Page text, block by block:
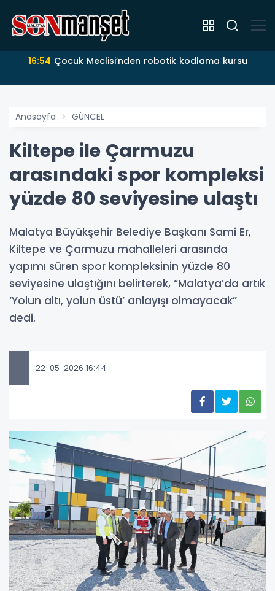
16:54 Çocuk Meclisi’nden robotik kodlama kursu
Anasayfa GÜNCEL
Kiltepe ile Çarmuzu
arasındaki spor kompleksi
yüzde 80 seviyesine ulaştı
Malatya Büyükşehir Belediye Başkanı Sami Er,
Kiltepe ve Çarmuzu mahalleleri arasında
yapımı süren spor kompleksinin yüzde 80
seviyesine ulaştığını belirterek, “Malatya’da artık
‘Yolun altı, yolun üstü’ anlayışı olmayacak”
dedi.
22-05-2026 16:44